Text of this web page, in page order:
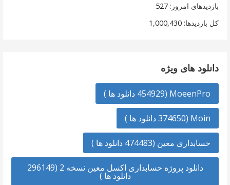
بازدیدهای امروز:527
کل بازدیدها:1,000,430
دانلود های ویژه
MoeenPro (454929 دانلود ها )
Moin (374650 دانلود ها )
حسابداری معین (474483 دانلود ها )
دانلود پروژه حسابداری اکسل معین نسخه 2 (296149
دانلود ها )